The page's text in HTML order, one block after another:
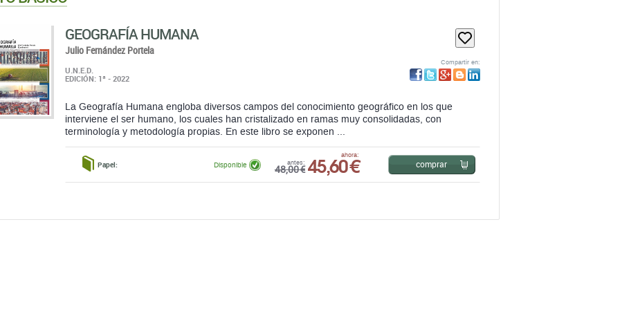
GEOGRAFÍA HUMANA
Julio Fernández Portela
U.N.E.D.
EDICIÓN: 1ª - 2022
Compartir en:
La Geografía Humana engloba diversos campos del conocimiento geográfico en los que
interviene el ser humano, los cuales han cristalizado en ramas muy consolidadas, con
terminología y metodología propias. En este libro se exponen ...
Papel: antes:
48,00 €
ahora:
45,60 €
Disponible comprar